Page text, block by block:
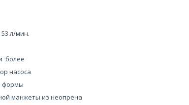
л/мин.
более
насоса
формы
манжеты из неопрена